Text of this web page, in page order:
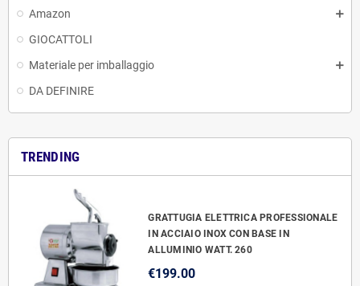
Amazon
GIOCATTOLI
Materiale per imballaggio
DA DEFINIRE
TRENDING
GRATTUGIA ELETTRICA PROFESSIONALE
IN ACCIAIO INOX CON BASE IN
ALLUMINIO WATT. 260
€199.00